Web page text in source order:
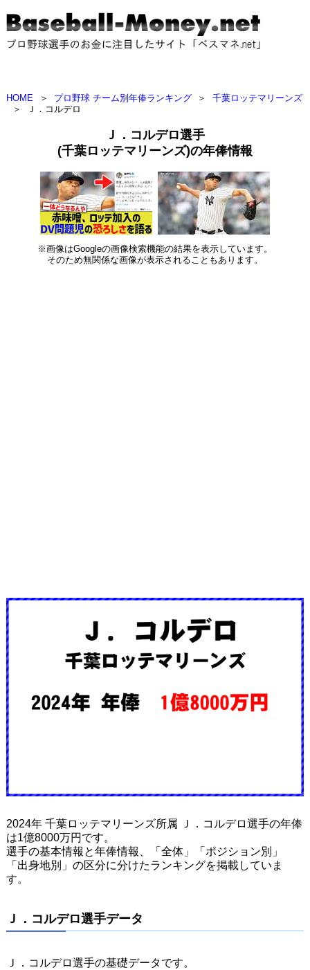
HOME ＞ プロ野球 チーム別年俸ランキング ＞
千葉ロッテマリーンズ
＞
Ｊ．コルデロ
Ｊ．コルデロ選手
(千葉ロッテマリーンズ)の年俸情報
※画像はGoogleの画像検索機能の結果を表示しています。
そのため無関係な画像が表示されることもあります。
2024年 千葉ロッテマリーンズ所属 Ｊ．コルデロ選手の年俸
は1億8000万円です。
選手の基本情報と年俸情報、「全体」「ポジション別」
「出身地別」の区分に分けたランキングを掲載していま
す。
Ｊ．コルデロ選手データ
Ｊ．コルデロ選手の基礎データです。